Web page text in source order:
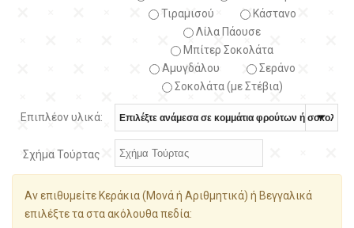
Τιραμισού
Κάστανο
Λίλα Πάουσε
Μπίτερ Σοκολάτα
Αμυγδάλου
Σεράνο
Σοκολάτα (με Στέβια)
Επιπλέον υλικά:
Σχήμα Τούρτας
Αν επιθυμείτε Κεράκια (Μονά ή Αριθμητικά) ή Βεγγαλικά
επιλέξτε τα στα ακόλουθα πεδία: